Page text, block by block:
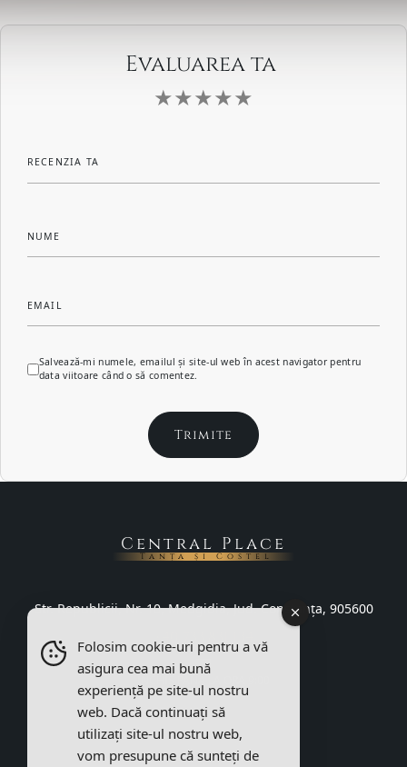
Evaluarea ta
RECENZIA TA
NUME
EMAIL
Salvează-mi numele, emailul și site-ul web în acest navigator pentru
data viitoare când o să comentez.
Central Place
Tanța și Costel
Str. Republicii, Nr. 10, Medgidia, Jud. Constanța, 905600
+40 733 831 134
Termeni și condiții
Folosim cookie-uri pentru a vă
asigura cea mai bună
experiență pe site-ul nostru
web. Dacă continuați să
utilizați site-ul nostru web,
vom presupune că sunteți de